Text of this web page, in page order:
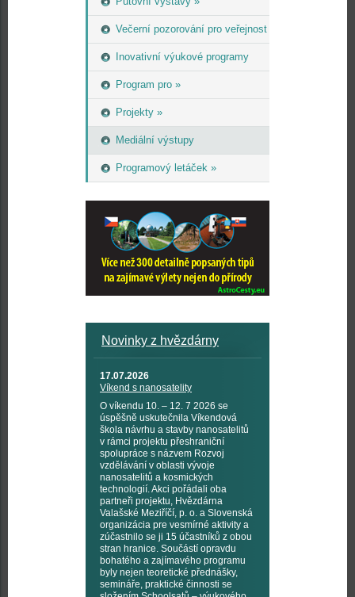
Večerní pozorování pro veřejnost
Inovativní výukové programy
Program pro »
Projekty »
Mediální výstupy
Programový letáček »
Novinky z hvězdárny
17.07.2026
Víkend s nanosatelity
O víkendu 10. – 12. 7 2026 se
úspěšně uskutečnila Víkendová
škola návrhu a stavby nanosatelitů
v rámci projektu přeshraniční
spolupráce s názvem Rozvoj
vzdělávání v oblasti vývoje
nanosatelitů a kosmických
technologií. Akci pořádali oba
partneři projektu, Hvězdárna
Valašské Meziříčí, p. o. a Slovenská
organizácia pre vesmírné aktivity a
zúčastnilo se ji 15 účastníků z obou
stran hranice. Součástí opravdu
bohatého a zajímavého programu
byly nejen teoretické přednášky,
semináře, praktické činnosti se